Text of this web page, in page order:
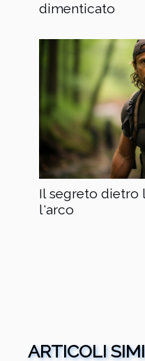
dimenticato
Il segreto dietro
l'arco
ARTICOLI